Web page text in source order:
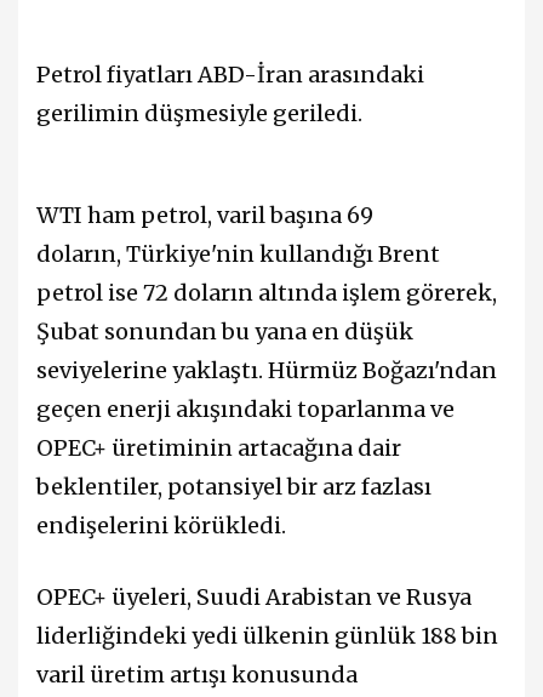
Petrol fiyatları ABD-İran arasındaki
gerilimin düşmesiyle geriledi.
WTI ham petrol, varil başına 69
doların, Türkiye'nin kullandığı Brent
petrol ise 72 doların altında işlem görerek,
Şubat sonundan bu yana en düşük
seviyelerine yaklaştı. Hürmüz Boğazı'ndan
geçen enerji akışındaki toparlanma ve
OPEC+ üretiminin artacağına dair
beklentiler, potansiyel bir arz fazlası
endişelerini körükledi.
OPEC+ üyeleri, Suudi Arabistan ve Rusya
liderliğindeki yedi ülkenin günlük 188 bin
varil üretim artışı konusunda